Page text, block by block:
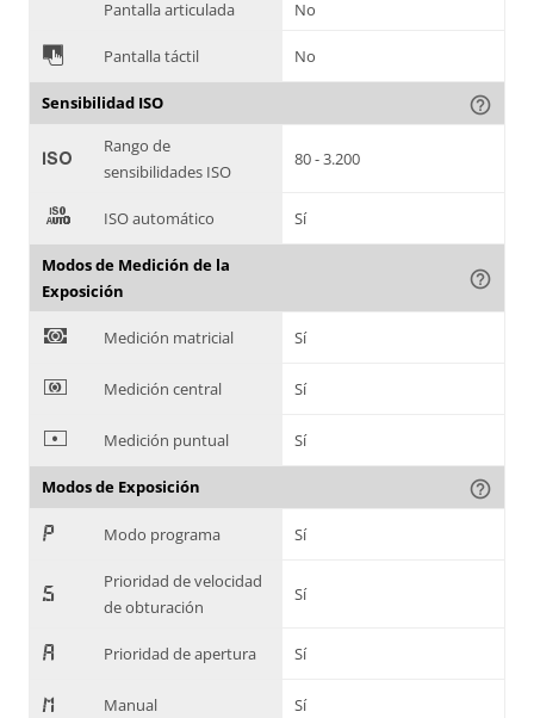
Pantalla articulada No
& Pantalla táctil No
Sensibilidad ISO help_outline
'
Rango de
sensibilidades ISO
80 - 3.200
( ISO automático Sí
Modos de Medición de la
Exposición
help_outline
) Medición matricial Sí
* Medición central Sí
+ Medición puntual Sí
Modos de Exposición help_outline
, Modo programa Sí
-
Prioridad de velocidad
de obturación
Sí
. Prioridad de apertura Sí
/ Manual Sí